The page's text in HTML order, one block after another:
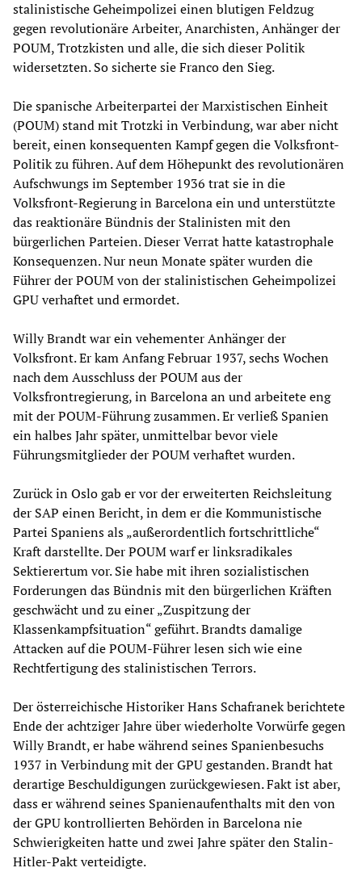
stalinistische Geheimpolizei einen blutigen Feldzug
gegen revolutionäre Arbeiter, Anarchisten, Anhänger der
POUM, Trotzkisten und alle, die sich dieser Politik
widersetzten. So sicherte sie Franco den Sieg.
Die spanische Arbeiterpartei der Marxistischen Einheit
(POUM) stand mit Trotzki in Verbindung, war aber nicht
bereit, einen konsequenten Kampf gegen die Volksfront-
Politik zu führen. Auf dem Höhepunkt des revolutionären
Aufschwungs im September 1936 trat sie in die
Volksfront-Regierung in Barcelona ein und unterstützte
das reaktionäre Bündnis der Stalinisten mit den
bürgerlichen Parteien. Dieser Verrat hatte katastrophale
Konsequenzen. Nur neun Monate später wurden die
Führer der POUM von der stalinistischen Geheimpolizei
GPU verhaftet und ermordet.
Willy Brandt war ein vehementer Anhänger der
Volksfront. Er kam Anfang Februar 1937, sechs Wochen
nach dem Ausschluss der POUM aus der
Volksfrontregierung, in Barcelona an und arbeitete eng
mit der POUM-Führung zusammen. Er verließ Spanien
ein halbes Jahr später, unmittelbar bevor viele
Führungsmitglieder der POUM verhaftet wurden.
Zurück in Oslo gab er vor der erweiterten Reichsleitung
der SAP einen Bericht, in dem er die Kommunistische
Partei Spaniens als „außerordentlich fortschrittliche“
Kraft darstellte. Der POUM warf er linksradikales
Sektierertum vor. Sie habe mit ihren sozialistischen
Forderungen das Bündnis mit den bürgerlichen Kräften
geschwächt und zu einer „Zuspitzung der
Klassenkampfsituation“ geführt. Brandts damalige
Attacken auf die POUM-Führer lesen sich wie eine
Rechtfertigung des stalinistischen Terrors.
Der österreichische Historiker Hans Schafranek berichtete
Ende der achtziger Jahre über wiederholte Vorwürfe gegen
Willy Brandt, er habe während seines Spanienbesuchs
1937 in Verbindung mit der GPU gestanden. Brandt hat
derartige Beschuldigungen zurückgewiesen. Fakt ist aber,
dass er während seines Spanienaufenthalts mit den von
der GPU kontrollierten Behörden in Barcelona nie
Schwierigkeiten hatte und zwei Jahre später den Stalin-
Hitler-Pakt verteidigte.